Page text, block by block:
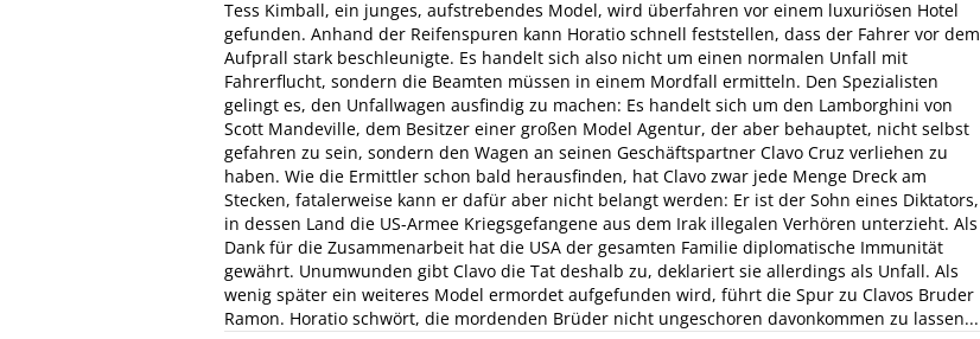
Tess Kimball, ein junges, aufstrebendes Model, wird überfahren vor einem luxuriösen Hotel
gefunden. Anhand der Reifenspuren kann Horatio schnell feststellen, dass der Fahrer vor dem
Aufprall stark beschleunigte. Es handelt sich also nicht um einen normalen Unfall mit
Fahrerflucht, sondern die Beamten müssen in einem Mordfall ermitteln. Den Spezialisten
gelingt es, den Unfallwagen ausfindig zu machen: Es handelt sich um den Lamborghini von
Scott Mandeville, dem Besitzer einer großen Model Agentur, der aber behauptet, nicht selbst
gefahren zu sein, sondern den Wagen an seinen Geschäftspartner Clavo Cruz verliehen zu
haben. Wie die Ermittler schon bald herausfinden, hat Clavo zwar jede Menge Dreck am
Stecken, fatalerweise kann er dafür aber nicht belangt werden: Er ist der Sohn eines Diktators,
in dessen Land die US-Armee Kriegsgefangene aus dem Irak illegalen Verhören unterzieht. Als
Dank für die Zusammenarbeit hat die USA der gesamten Familie diplomatische Immunität
gewährt. Unumwunden gibt Clavo die Tat deshalb zu, deklariert sie allerdings als Unfall. Als
wenig später ein weiteres Model ermordet aufgefunden wird, führt die Spur zu Clavos Bruder
Ramon. Horatio schwört, die mordenden Brüder nicht ungeschoren davonkommen zu lassen...